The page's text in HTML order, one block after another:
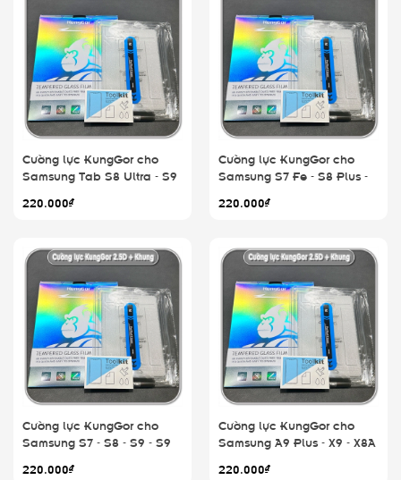
Cường lực KungGor cho
Samsung Tab S8 Ultra - S9
220.000₫
Cường lực KungGor cho
Samsung S7 Fe - S8 Plus -
Plus
220.000₫
Cường lực KungGor cho
Samsung S7 - S8 - S9 - S9
220.000₫
Cường lực KungGor cho
Samsung A9 Plus - X9 - X8A
220.000₫